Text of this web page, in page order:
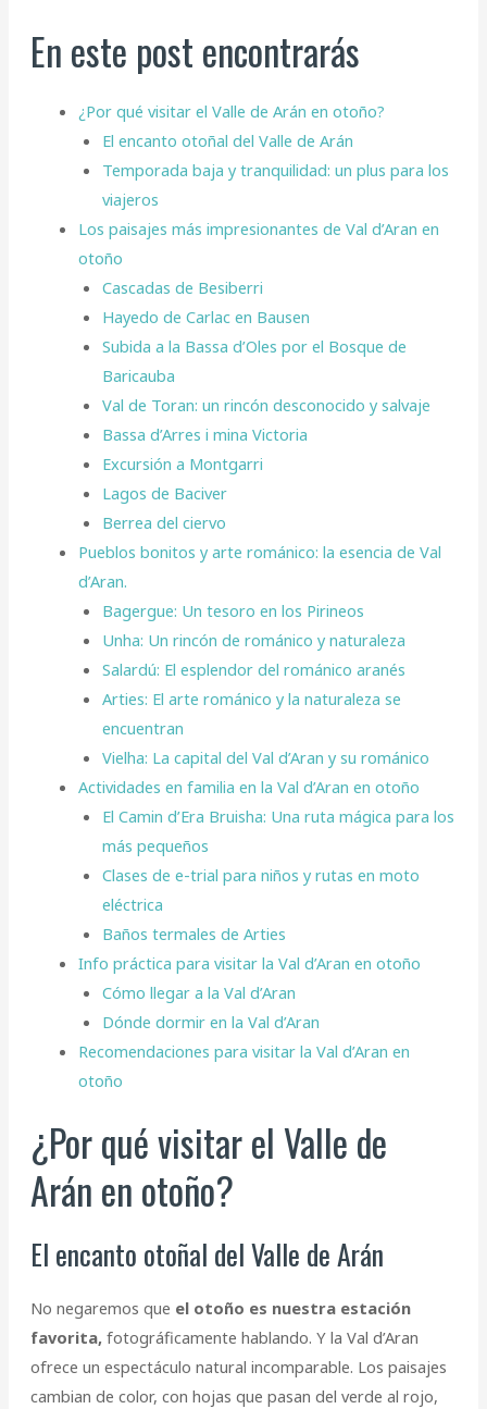
En este post encontrarás
¿Por qué visitar el Valle de Arán en otoño?
El encanto otoñal del Valle de Arán
Temporada baja y tranquilidad: un plus para los
viajeros
Los paisajes más impresionantes de Val d’Aran en
otoño
Cascadas de Besiberri
Hayedo de Carlac en Bausen
Subida a la Bassa d’Oles por el Bosque de
Baricauba
Val de Toran: un rincón desconocido y salvaje
Bassa d’Arres i mina Victoria
Excursión a Montgarri
Lagos de Baciver
Berrea del ciervo
Pueblos bonitos y arte románico: la esencia de Val
d’Aran.
Bagergue: Un tesoro en los Pirineos
Unha: Un rincón de románico y naturaleza
Salardú: El esplendor del románico aranés
Arties: El arte románico y la naturaleza se
encuentran
Vielha: La capital del Val d’Aran y su románico
Actividades en familia en la Val d’Aran en otoño
El Camin d’Era Bruisha: Una ruta mágica para los
más pequeños
Clases de e-trial para niños y rutas en moto
eléctrica
Baños termales de Arties
Info práctica para visitar la Val d’Aran en otoño
Cómo llegar a la Val d’Aran
Dónde dormir en la Val d’Aran
Recomendaciones para visitar la Val d’Aran en
otoño
¿Por qué visitar el Valle de
Arán en otoño?
El encanto otoñal del Valle de Arán
No negaremos que el otoño es nuestra estación
favorita,fotográficamente hablando. Y la Val d’Aran
ofrece un espectáculo natural incomparable. Los paisajes
cambian de color, con hojas que pasan del verde al rojo,